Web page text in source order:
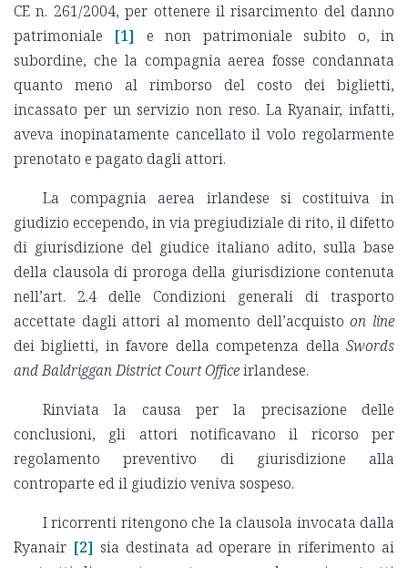
CE n. 261/2004, per ottenere il risarcimento del danno
patrimoniale
[1] e non patrimoniale subito o, in
subordine, che la compagnia aerea fosse condannata
quanto meno al rimborso del costo dei biglietti,
incassato per un servizio non reso. La Ryanair, infatti,
aveva inopinatamente cancellato il volo regolarmente
prenotato e pagato dagli attori.
La compagnia aerea irlandese si costituiva in
giudizio eccependo, in via pregiudiziale di rito, il difetto
di giurisdizione del giudice italiano adito, sulla base
della clausola di proroga della giurisdizione contenuta
nell’art. 2.4 delle Condizioni generali di trasporto
accettate dagli attori al momento dell’acquistoon line
dei biglietti, in favore della competenza della Swords
and Baldriggan District Court Officeirlandese.
Rinviata la causa per la precisazione delle
conclusioni, gli attori notificavano il ricorso per
regolamento preventivo di giurisdizione alla
controparte ed il giudizio veniva sospeso.
I ricorrenti ritengono che la clausola invocata dalla
Ryanair [2] sia destinata ad operare in riferimento ai